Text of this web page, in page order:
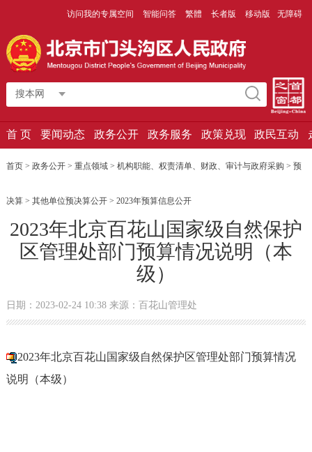
访问我的专属空间 智能问答 繁體 长者版 移动版 无障碍
搜本网
首 页 要闻动态 政务公开 政务服务 政策兑现 政民互动
首页 > 政务公开 > 重点领域 > 机构职能、权责清单、财政、审计与政府采购 > 预
决算 > 其他单位预决算公开 > 2023年预算信息公开
2023年北京百花山国家级自然保护
区管理处部门预算情况说明（本
级）
日期：2023-02-24 10:38 来源：百花山管理处
2023年北京百花山国家级自然保护区管理处部门预算情况
说明（本级）